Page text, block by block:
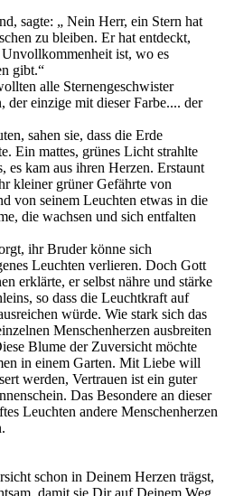
sagte: „ Nein Herr, ein Stern hat
zu bleiben. Er hat entdeckt,
ist, wo es
gibt.“
alle Sternengeschwister
der einzige mit dieser Farbe.... der
sahen sie, dass die Erde
Ein mattes, grünes Licht strahlte
es kam aus ihren Herzen. Erstaunt
kleiner grüner Gefährte von
von seinem Leuchten etwas in die
die wachsen und sich entfalten
ihr Bruder könne sich
Leuchten verlieren. Doch Gott
erklärte, er selbst nähre und stärke
so dass die Leuchtkraft auf
würde. Wie stark sich das
Menschenherzen ausbreiten
Blume der Zuversicht möchte
in einem Garten. Mit Liebe will
werden, Vertrauen ist ein guter
Das Besondere an dieser
Leuchten andere Menschenherzen
schon in Deinem Herzen trägst,
damit sie Dir auf Deinem Weg